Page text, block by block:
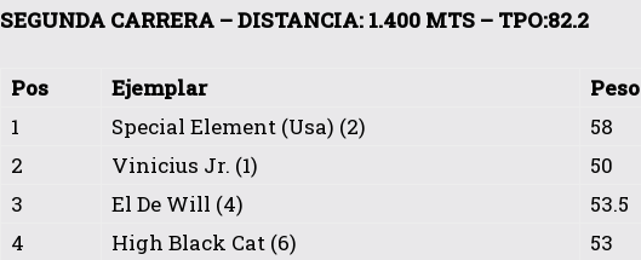
SEGUNDA CARRERA – DISTANCIA: 1.400 MTS – TPO:82.2
Pos Ejemplar Peso
1
Special Element (Usa) (2) 58
2
Vinicius Jr. (1) 50
3
El De Will (4) 53.5
4
High Black Cat (6) 53